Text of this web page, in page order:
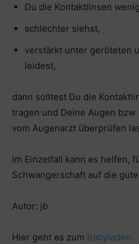
Du die Kontaktlinsen
schlechter siehst,
verstärkt unter geröteten
leidest,
dann solltest Du die
tragen und Deine Augen
vom Augenarzt überprüfen
Im Einzelfall kann es helfen,
Schwangerschaft auf die
Autor: jb
Hier geht es zum Babyladen